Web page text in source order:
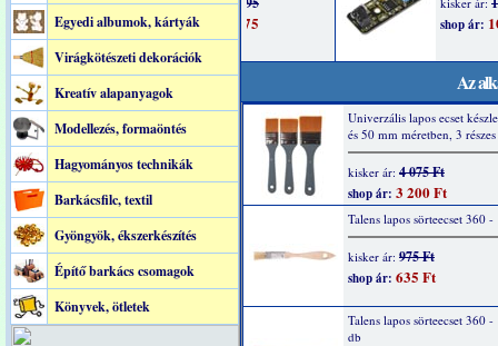
Egyedi albumok, kártyák
Virágkötészeti dekorációk
Kreatív alapanyagok
Modellezés, formaöntés
Hagyományos technikák
Barkácsfilc, textil
Gyöngyök, ékszerkészítés
Építő barkács csomagok
Könyvek, ötletek
Az
Univerzális lapos ecset
és 50 mm méretben, 3 részes
kisker ár: 4 075 Ft
shop ár: 3 200 Ft
Talens lapos sörteecset 360
kisker ár: 975 Ft
shop ár: 635 Ft
Talens lapos sörteecset 360
db